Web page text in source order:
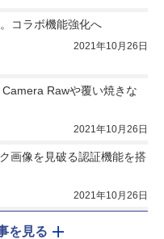
コラボ機能強化へ
2021年10月26日
Rawや覆い焼きな
2021年10月26日
画像を見破る認証機能を搭
2021年10月26日
を見る